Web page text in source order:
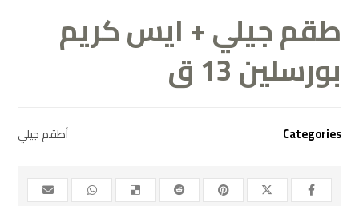
طقم جيلي + ايس كريم
بورسلين 13 ق
Categories أطقم جيلي